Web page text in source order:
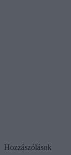
Hozzászólások